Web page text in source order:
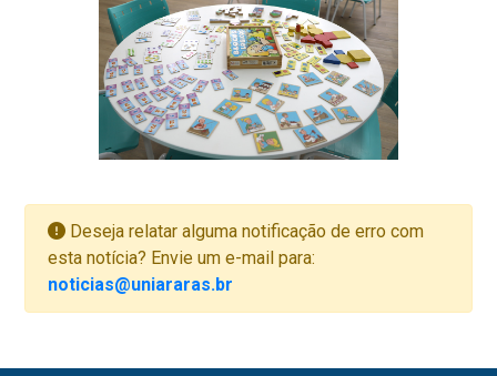
Deseja relatar alguma notificação de erro com
esta notícia? Envie um e-mail para:
noticias@uniararas.br